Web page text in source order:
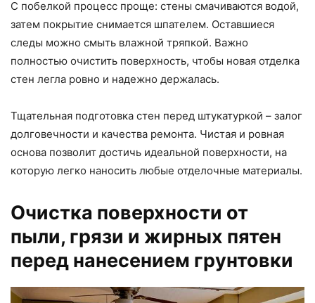
С побелкой процесс проще: стены смачиваются водой,
затем покрытие снимается шпателем. Оставшиеся
следы можно смыть влажной тряпкой. Важно
полностью очистить поверхность, чтобы новая отделка
стен легла ровно и надежно держалась.
Тщательная подготовка стен перед штукатуркой – залог
долговечности и качества ремонта. Чистая и ровная
основа позволит достичь идеальной поверхности, на
которую легко наносить любые отделочные материалы.
Очистка поверхности от
пыли, грязи и жирных пятен
перед нанесением грунтовки